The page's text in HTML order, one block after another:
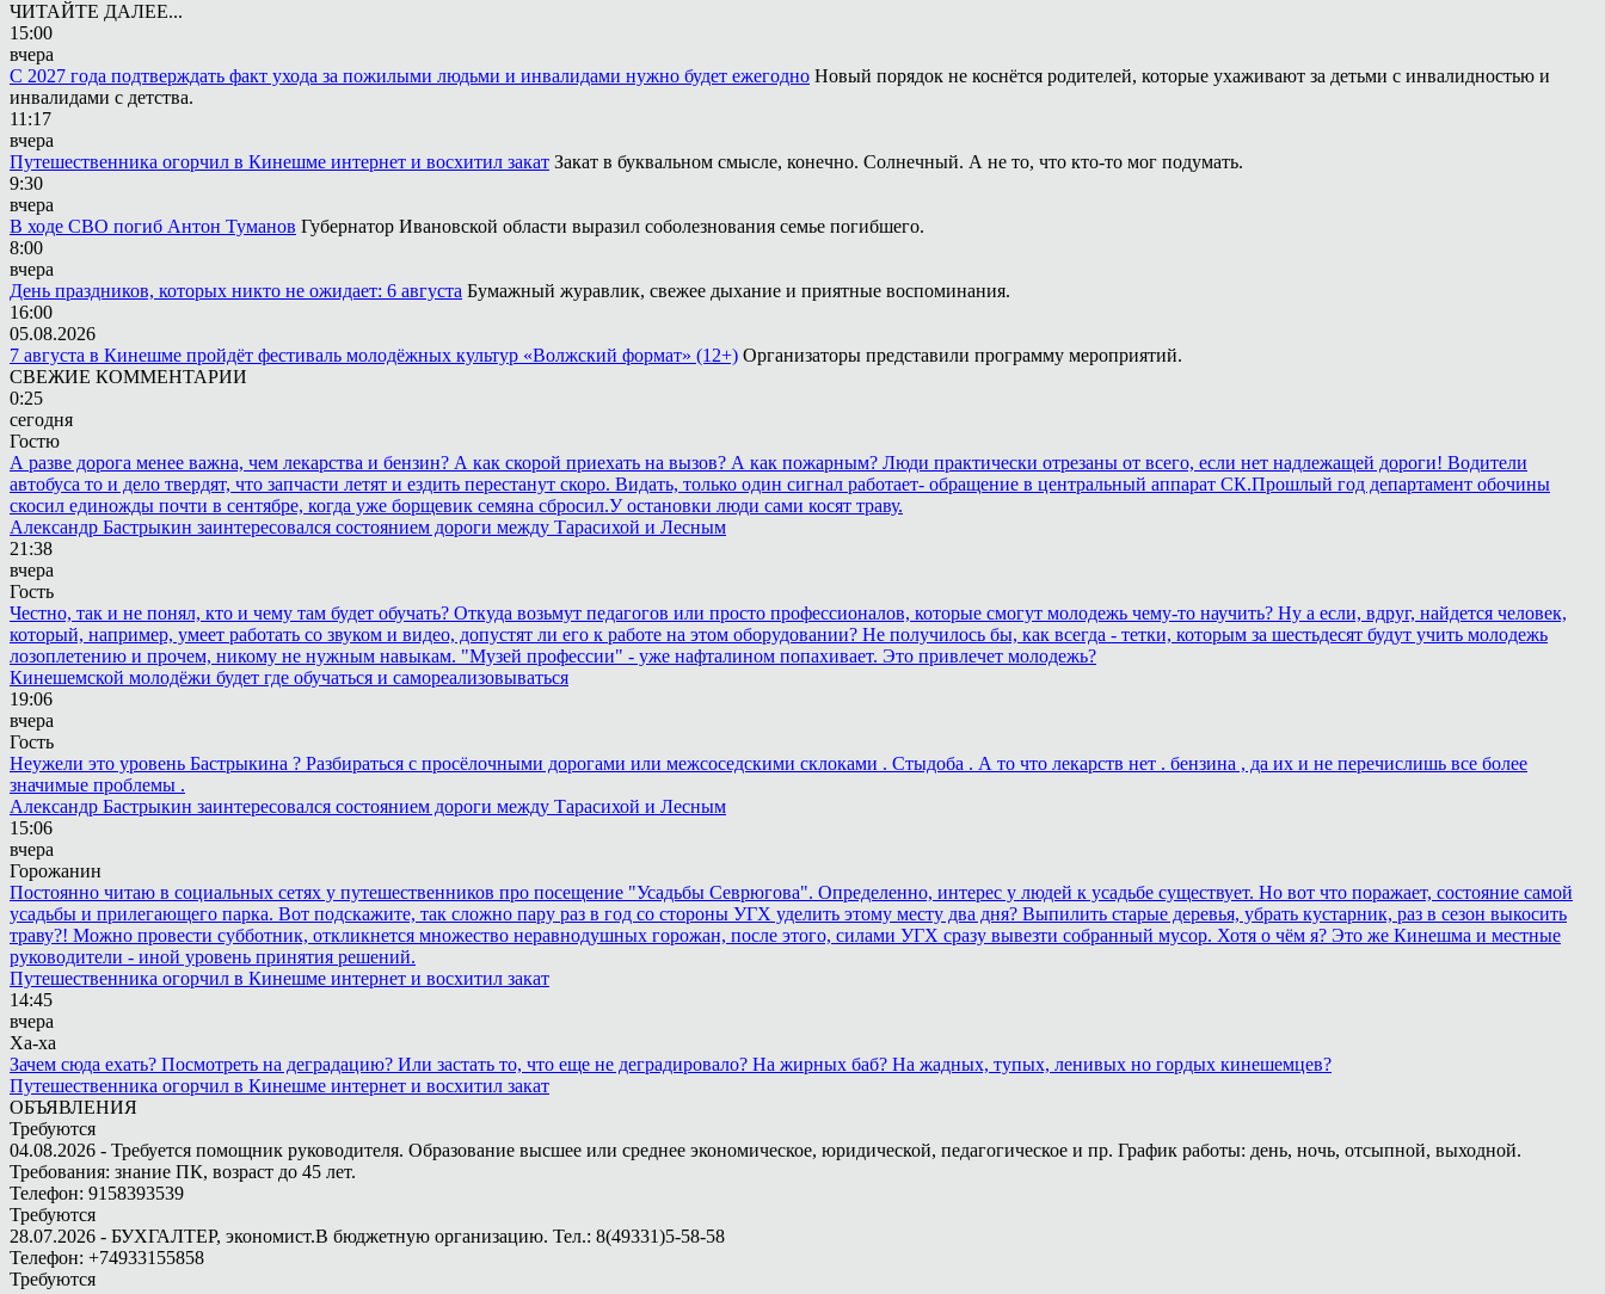
ЧИТАЙТЕ ДАЛЕЕ...
15:00
вчера
С 2027 года подтверждать факт ухода за пожилыми людьми и инвалидами нужно будет ежегодно Новый порядок не коснётся родителей, которые ухаживают за детьми с инвалидностью и
инвалидами с детства.
11:17
вчера
Путешественника огорчил в Кинешме интернет и восхитил закат Закат в буквальном смысле, конечно. Солнечный. А не то, что кто-то мог подумать.
9:30
вчера
В ходе СВО погиб Антон Туманов Губернатор Ивановской области выразил соболезнования семье погибшего.
8:00
вчера
День праздников, которых никто не ожидает: 6 августа Бумажный журавлик, свежее дыхание и приятные воспоминания.
16:00
05.08.2026
7 августа в Кинешме пройдёт фестиваль молодёжных культур «Волжский формат» (12+) Организаторы представили программу мероприятий.
СВЕЖИЕ КОММЕНТАРИИ
0:25
сегодня
Гостю
А разве дорога менее важна, чем лекарства и бензин? А как скорой приехать на вызов? А как пожарным? Люди практически отрезаны от всего, если нет надлежащей дороги! Водители
автобуса то и дело твердят, что запчасти летят и ездить перестанут скоро. Видать, только один сигнал работает- обращение в центральный аппарат СК.Прошлый год департамент обочины
скосил единожды почти в сентябре, когда уже борщевик семяна сбросил.У остановки люди сами косят траву.
Александр Бастрыкин заинтересовался состоянием дороги между Тарасихой и Лесным
21:38
вчера
Гость
Честно, так и не понял, кто и чему там будет обучать? Откуда возьмут педагогов или просто профессионалов, которые смогут молодежь чему-то научить? Ну а если, вдруг, найдется человек,
который, например, умеет работать со звуком и видео, допустят ли его к работе на этом оборудовании? Не получилось бы, как всегда - тетки, которым за шестьдесят будут учить молодежь
лозоплетению и прочем, никому не нужным навыкам. "Музей профессии" - уже нафталином попахивает. Это привлечет молодежь?
Кинешемской молодёжи будет где обучаться и самореализовываться
19:06
вчера
Гость
Неужели это уровень Бастрыкина ? Разбираться с просёлочными дорогами или межсоседскими склоками . Стыдоба . А то что лекарств нет . бензина , да их и не перечислишь все более
значимые проблемы .
Александр Бастрыкин заинтересовался состоянием дороги между Тарасихой и Лесным
15:06
вчера
Горожанин
Постоянно читаю в социальных сетях у путешественников про посещение "Усадьбы Севрюгова". Определенно, интерес у людей к усадьбе существует. Но вот что поражает, состояние самой
усадьбы и прилегающего парка. Вот подскажите, так сложно пару раз в год со стороны УГХ уделить этому месту два дня? Выпилить старые деревья, убрать кустарник, раз в сезон выкосить
траву?! Можно провести субботник, откликнется множество неравнодушных горожан, после этого, силами УГХ сразу вывезти собранный мусор. Хотя о чём я? Это же Кинешма и местные
руководители - иной уровень принятия решений.
Путешественника огорчил в Кинешме интернет и восхитил закат
14:45
вчера
Ха-ха
Зачем сюда ехать? Посмотреть на деградацию? Или застать то, что еще не деградировало? На жирных баб? На жадных, тупых, ленивых но гордых кинешемцев?
Путешественника огорчил в Кинешме интернет и восхитил закат
ОБЪЯВЛЕНИЯ
Требуются
04.08.2026 - Требуется помощник руководителя. Образование высшее или среднее экономическое, юридической, педагогическое и пр. График работы: день, ночь, отсыпной, выходной.
Требования: знание ПК, возраст до 45 лет.
Телефон: 9158393539
Требуются
28.07.2026 - БУХГАЛТЕР, экономист.В бюджетную организацию. Тел.: 8(49331)5-58-58
Телефон: +74933155858
Требуются